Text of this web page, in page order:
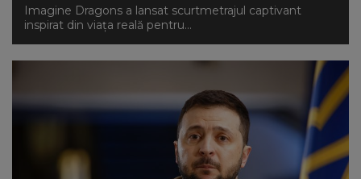
Imagine Dragons a lansat scurtmetrajul captivant
inspirat din viața reală pentru...